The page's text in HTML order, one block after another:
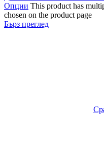
Опции This product has
chosen on the product page
Бърз преглед